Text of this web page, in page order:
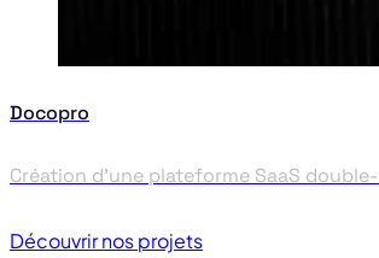
Docopro
Création d’une plateforme SaaS
Découvrir nos projets